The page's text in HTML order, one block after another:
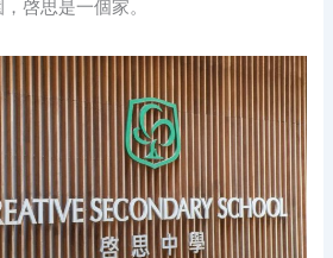
啓思是一個家。